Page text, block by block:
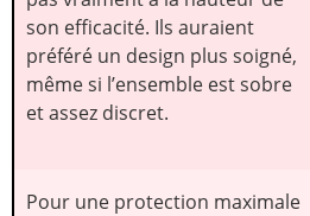
son efficacité. Ils auraient
préféré un design plus soigné,
même si l’ensemble est sobre
et assez discret.
Pour une protection maximale